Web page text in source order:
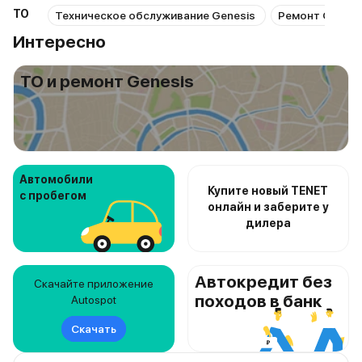
ТО Техническое обслуживание Genesis Ремонт
Интересно
ТО и ремонт Genesis
Автомобили
с пробегом
Купите новый TENET
онлайн и заберите у
дилера
Скачайте приложение
Autospot
Скачать
Автокредит без
походов в банк